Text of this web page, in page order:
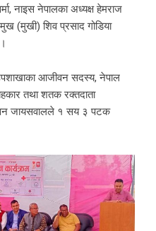
नाइस नेपालका अध्यक्ष हेमराज
(मुखी) शिव प्रसाद गोडिया
आजीवन सदस्य, नेपाल
तथा शतक रक्तदाता
जायसवालले १ सय ३ पटक